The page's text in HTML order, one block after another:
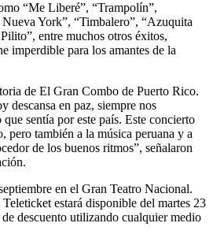
“Me Liberé”, “Trampolín”,
York”, “Timbalero”, “Azuquita
entre muchos otros éxitos,
imperdible para los amantes de la
de El Gran Combo de Puerto Rico.
descansa en paz, siempre nos
sentía por este país. Este concierto
pero también a la música peruana y a
de los buenos ritmos”, señalaron
en el Gran Teatro Nacional.
estará disponible del martes 23
descuento utilizando cualquier medio